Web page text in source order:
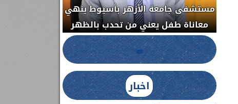
مستشفى جامعة الأزهر بأسيوط ينهي
معاناة طفل يعني من تحدب بالظهر
اخبار